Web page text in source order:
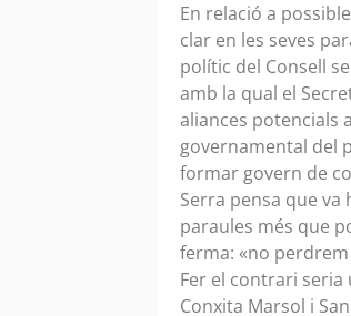
En relació a
clar en les seves
polític del Consell
amb la qual el
aliances potencials
governamental del
formar govern de
Serra pensa que
paraules més que
ferma: «no
Fer el contrari seria
Conxita Marsol i